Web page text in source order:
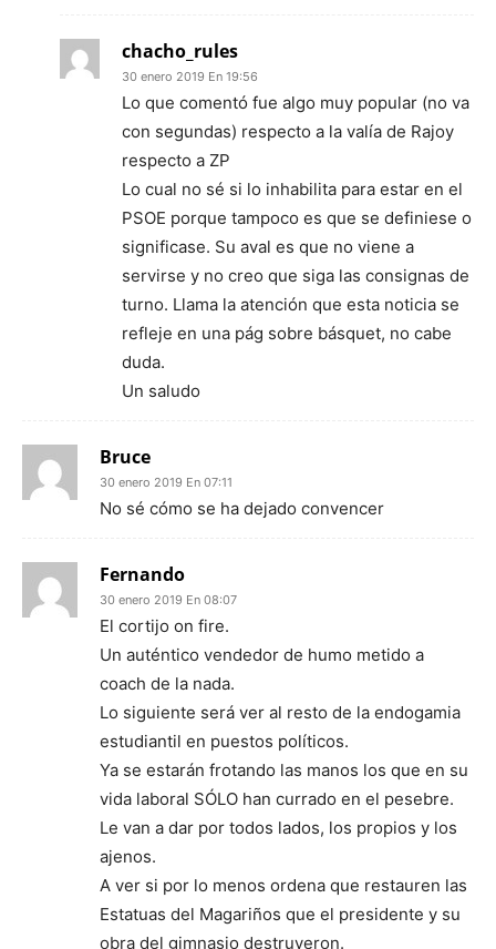
chacho_rules
30 enero 2019 En 19:56
Lo que comentó fue algo muy popular (no va
con segundas) respecto a la valía de Rajoy
respecto a ZP
Lo cual no sé si lo inhabilita para estar en el
PSOE porque tampoco es que se definiese o
significase. Su aval es que no viene a
servirse y no creo que siga las consignas de
turno. Llama la atención que esta noticia se
refleje en una pág sobre básquet, no cabe
duda.
Un saludo
Bruce
30 enero 2019 En 07:11
No sé cómo se ha dejado convencer
Fernando
30 enero 2019 En 08:07
El cortijo on fire.
Un auténtico vendedor de humo metido a
coach de la nada.
Lo siguiente será ver al resto de la endogamia
estudiantil en puestos políticos.
Ya se estarán frotando las manos los que en su
vida laboral SÓLO han currado en el pesebre.
Le van a dar por todos lados, los propios y los
ajenos.
A ver si por lo menos ordena que restauren las
Estatuas del Magariños que el presidente y su
obra del gimnasio destruyeron.